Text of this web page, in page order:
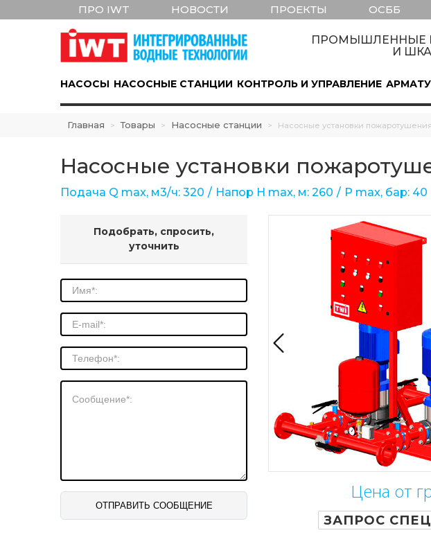
ПРО IWT НОВОСТИ ПРОЕКТЫ ОСББ
ПРОМЫШЛЕННЫЕ
И
НАСОСЫ НАСОСНЫЕ СТАНЦИИ КОНТРОЛЬ И УПРАВЛЕНИЕ
Главная > Товары > Насосные станции > Насосные установки пожаротушения
Насосные установки
Подача Q max, м3/ч: 320 Напор Н max, м: 260 Р max, бар: 40
Подобрать, спросить,
уточнить
Цена от
ЗАПРОС